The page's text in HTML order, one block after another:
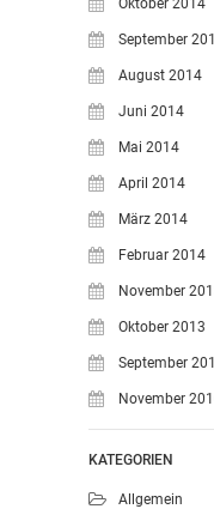
Oktober 2014
September
August 2014
Juni 2014
Mai 2014
April 2014
März 2014
Februar 2014
November
Oktober 2013
September
November
KATEGORIEN
Allgemein